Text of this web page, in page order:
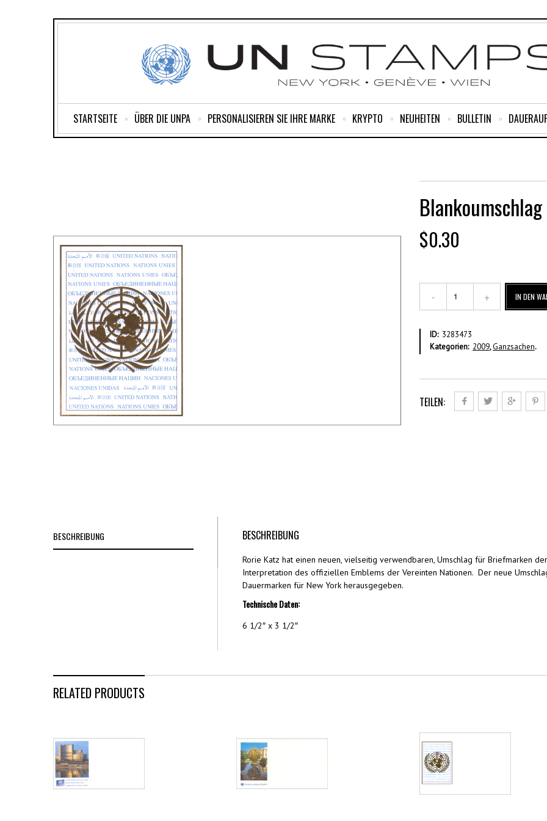
STARTSEITE ÜBER DIE UNPA PERSONALISIEREN SIE IHRE MARKE KRYPTO NEUHEITEN BULLETIN
$0.30
klein
(2009)
Dauerserie
Menge
IN DEN
ID: 3283473
Kategorien: 2009,Ganzsachen.
TEILEN:
BESCHREIBUNG BESCHREIBUNG
Rorie Katz hat einen neuen, vielseitig verwendbaren, Umschlag für Briefmarken
Interpretation des offiziellen Emblems der Vereinten Nationen. Der neue
Dauermarken für New York herausgegeben.
Technische Daten:
6 1/2″ x 3 1/2″
RELATED PRODUCTS